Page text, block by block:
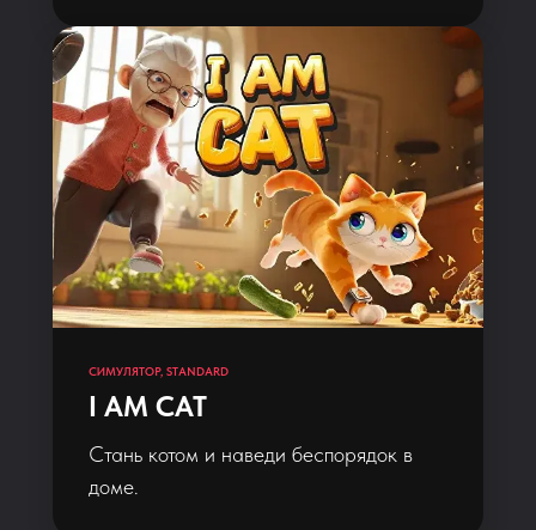
СИМУЛЯТОР, STANDARD
I AM CAT
Cтань котом и наведи беспорядок в
доме.